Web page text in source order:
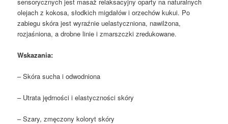
olejach z kokosa, słodkich migdałów i orzechów kukui. Po
zabiegu skóra jest wyraźnie uelastyczniona, nawilżona,
rozjaśniona, a drobne linie i zmarszczki zredukowane.
Wskazania:
– Skóra sucha i odwodniona
– Utrata jędrności i elastyczności skóry
– Szary, zmęczony koloryt skóry